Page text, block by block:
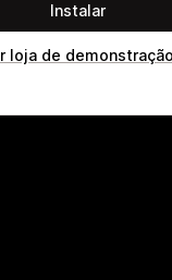
Instalar
loja de demonstração